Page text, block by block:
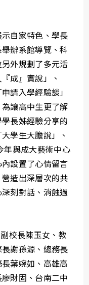
自家特色、學長
辦系館導覽、科
外規劃了多元活
成』實說」、
請入學經驗談」
讓高中生更了解
長姊經驗分享的
學生大膽說」、
年與成大藝術中心
設置了心情留言
造出深層次的共
刻對話、消蝕過
校長陳玉女、教
謝孫源、總務長
葉婉如、高雄高
財固、台南二中